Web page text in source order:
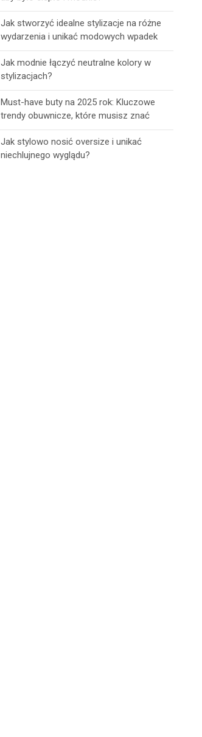
Jak stworzyć idealne stylizacje na różne
wydarzenia i unikać modowych wpadek
Jak modnie łączyć neutralne kolory w
stylizacjach?
Must-have buty na 2025 rok: Kluczowe
trendy obuwnicze, które musisz znać
Jak stylowo nosić oversize i unikać
niechlujnego wyglądu?